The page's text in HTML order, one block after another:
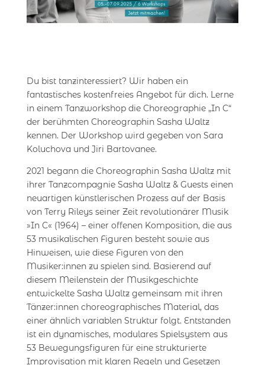
Du bist tanzinteressiert? Wir haben ein
fantastisches kostenfreies Angebot für dich. Lerne
in einem Tanzworkshop die Choreographie „In C“
der berühmten Choreographin Sasha Waltz
kennen. Der Workshop wird gegeben von Sara
Koluchova und Jiri Bartovanee.
2021 begann die Choreographin Sasha Waltz mit
ihrer Tanzcompagnie Sasha Waltz & Guests einen
neuartigen künstlerischen Prozess auf der Basis
von Terry Rileys seiner Zeit revolutionärer Musik
»In C« (1964) – einer offenen Komposition, die aus
53 musikalischen Figuren besteht sowie aus
Hinweisen, wie diese Figuren von den
Musiker:innen zu spielen sind. Basierend auf
diesem Meilenstein der Musikgeschichte
entwickelte Sasha Waltz gemeinsam mit ihren
Tänzer:innen choreographisches Material, das
einer ähnlich variablen Struktur folgt. Entstanden
ist ein dynamisches, modulares Spielsystem aus
53 Bewegungsfiguren für eine strukturierte
Improvisation mit klaren Regeln und Gesetzen